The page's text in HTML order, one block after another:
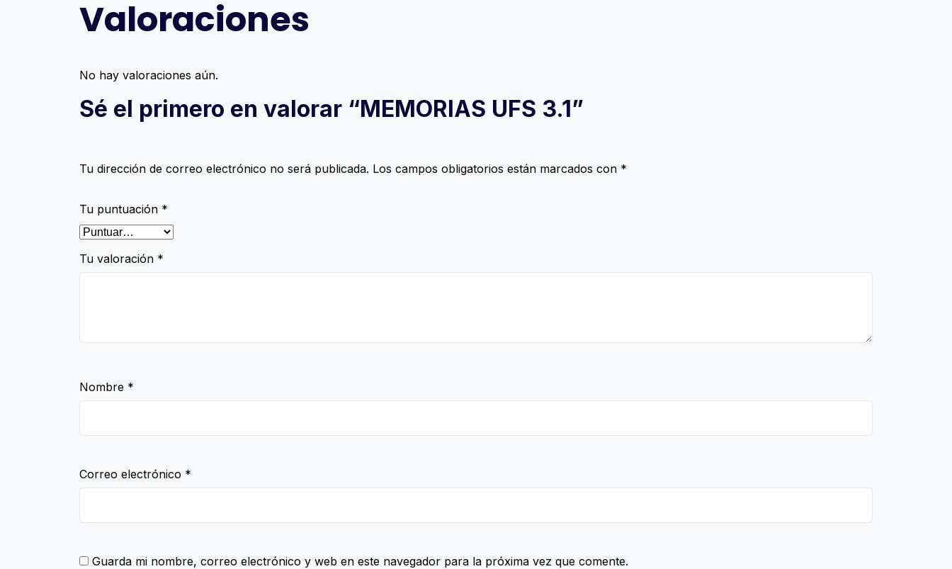
Valoraciones
No hay valoraciones aún.
Sé el primero en valorar “MEMORIAS UFS 3.1”
Tu dirección de correo electrónico no será publicada. Los campos obligatorios están marcados con *
Tu puntuación *
Tu valoración *
Nombre *
Correo electrónico *
Guarda mi nombre, correo electrónico y web en este navegador para la próxima vez que comente.